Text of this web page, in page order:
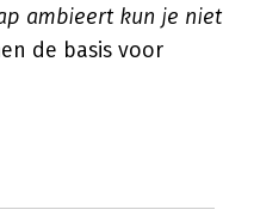
ambieert kun je niet
de basis voor